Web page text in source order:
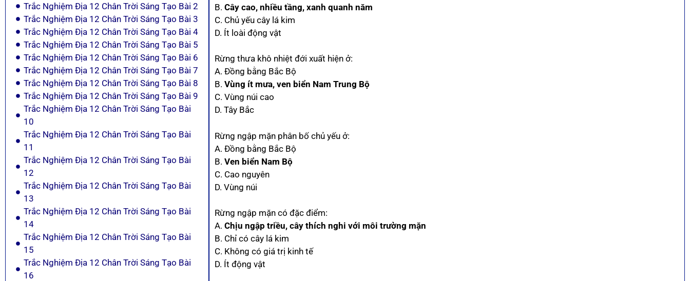
Trắc Nghiệm Địa 12 Chân Trời Sáng Tạo Bài 2
Trắc Nghiệm Địa 12 Chân Trời Sáng Tạo Bài 3
Trắc Nghiệm Địa 12 Chân Trời Sáng Tạo Bài 4
Trắc Nghiệm Địa 12 Chân Trời Sáng Tạo Bài 5
Trắc Nghiệm Địa 12 Chân Trời Sáng Tạo Bài 6
Trắc Nghiệm Địa 12 Chân Trời Sáng Tạo Bài 7
Trắc Nghiệm Địa 12 Chân Trời Sáng Tạo Bài 8
Trắc Nghiệm Địa 12 Chân Trời Sáng Tạo Bài 9
Trắc Nghiệm Địa 12 Chân Trời Sáng Tạo Bài
10
Trắc Nghiệm Địa 12 Chân Trời Sáng Tạo Bài
11
Trắc Nghiệm Địa 12 Chân Trời Sáng Tạo Bài
12
Trắc Nghiệm Địa 12 Chân Trời Sáng Tạo Bài
13
Trắc Nghiệm Địa 12 Chân Trời Sáng Tạo Bài
14
Trắc Nghiệm Địa 12 Chân Trời Sáng Tạo Bài
15
Trắc Nghiệm Địa 12 Chân Trời Sáng Tạo Bài
16
B.Cây cao, nhiều tầng, xanh quanh năm
C. Chủ yếu cây lá kim
D. Ít loài động vật
Rừng thưa khô nhiệt đới xuất hiện ở:
A. Đồng bằng Bắc Bộ
B.Vùng ít mưa, ven biển Nam Trung Bộ
C. Vùng núi cao
D. Tây Bắc
Rừng ngập mặn phân bố chủ yếu ở:
A. Đồng bằng Bắc Bộ
B.Ven biển Nam Bộ
C. Cao nguyên
D. Vùng núi
Rừng ngập mặn có đặc điểm:
A.Chịu ngập triều, cây thích nghi với môi trường mặn
B. Chỉ có cây lá kim
C. Không có giá trị kinh tế
D. Ít động vật